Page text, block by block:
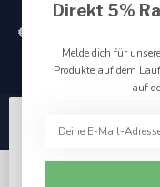
€
Verwendung von
Direkt 5%
Melde dich für
Produkte auf dem
auf